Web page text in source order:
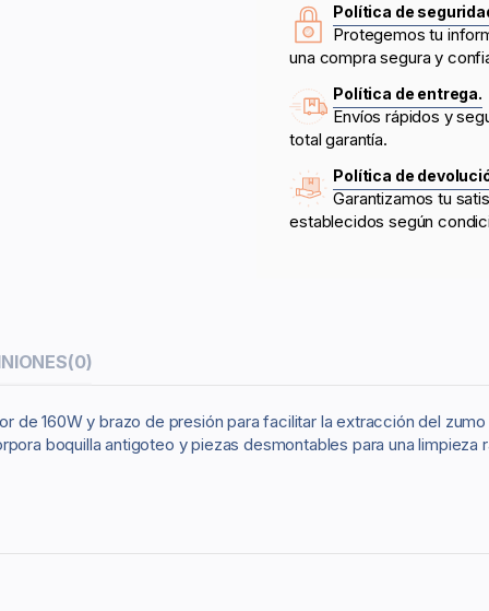
Política de
Protegemos tu
una compra segura y
Política de entrega.
Envíos rápidos y
total garantía.
Política de
Garantizamos tu
establecidos según
(0)
de 160W y brazo de presión para facilitar la extracción del
boquilla antigoteo y piezas desmontables para una